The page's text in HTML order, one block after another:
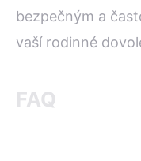
bezpečným a
vaší rodinné
FAQ